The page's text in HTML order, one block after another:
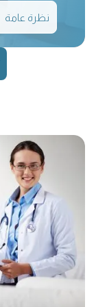
نظرة عامة